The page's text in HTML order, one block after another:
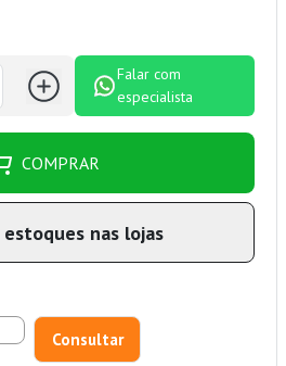
Falar com
especialista
COMPRAR
nas lojas